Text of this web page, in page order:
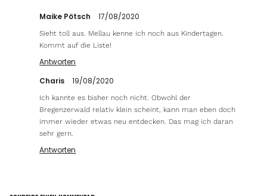
Maike Pötsch 17/08/2020
Sieht toll aus. Mellau kenne ich noch aus Kindertagen.
Kommt auf die Liste!
Antworten
Charis
19/08/2020
Ich kannte es bisher noch nicht. Obwohl der
Bregenzerwald relativ klein scheint, kann man eben doch
immer wieder etwas neu entdecken. Das mag ich daran
sehr gern.
Antworten